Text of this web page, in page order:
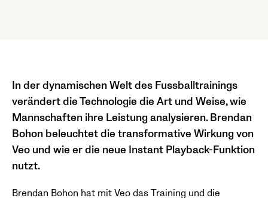
In der dynamischen Welt des Fussballtrainings
verändert die Technologie die Art und Weise, wie
Mannschaften ihre Leistung analysieren. Brendan
Bohon beleuchtet die transformative Wirkung von
Veo und wie er die neue Instant Playback-Funktion
nutzt.
Brendan Bohon hat mit Veo das Training und die